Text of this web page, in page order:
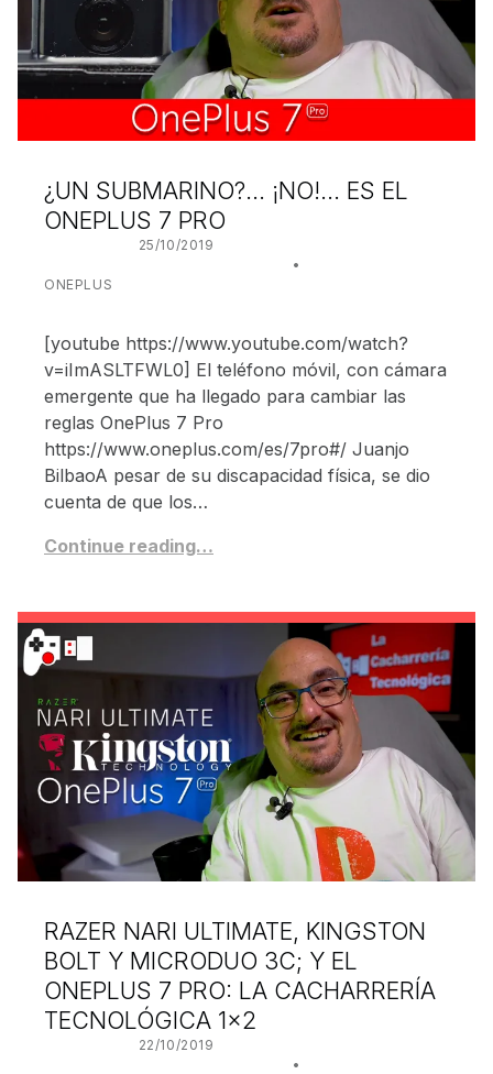
¿UN SUBMARINO?… ¡NO!… ES EL
ONEPLUS 7 PRO
25/10/2019
ONEPLUS
[youtube https://www.youtube.com/watch?
v=iImASLTFWL0] El teléfono móvil, con cámara
emergente que ha llegado para cambiar las
reglas OnePlus 7 Pro
https://www.oneplus.com/es/7pro#/ Juanjo
BilbaoA pesar de su discapacidad física, se dio
cuenta de que los…
Continue reading…
RAZER NARI ULTIMATE, KINGSTON
BOLT Y MICRODUO 3C; Y EL
ONEPLUS 7 PRO: LA CACHARRERÍA
TECNOLÓGICA 1×2
22/10/2019